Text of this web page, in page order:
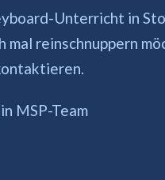
Unterricht in
reinschnuppern
MSP-Team